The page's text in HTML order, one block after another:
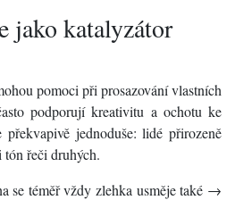
jako katalyzátor
pomoci při prosazování vlastních
podporují kreativitu a ochotu ke
překvapivě jednoduše: lidé přirozeně
řeči druhých.
se téměř vždy zlehka usměje také →